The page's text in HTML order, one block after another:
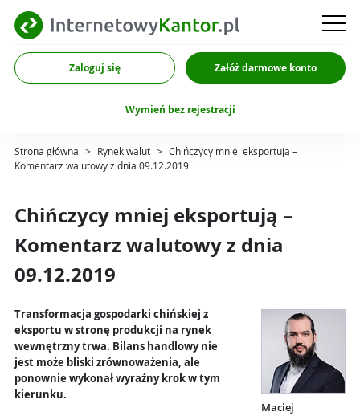
Zaloguj się Załóż darmowe konto
Wymień bez rejestracji
Strona główna > Rynek walut > Chińczycy mniej eksportują –
Komentarz walutowy z dnia 09.12.2019
Chińczycy mniej eksportują –
Komentarz walutowy z dnia
09.12.2019
Maciej
Transformacja gospodarki chińskiej z
eksportu w stronę produkcji na rynek
wewnętrzny trwa. Bilans handlowy nie
jest może bliski zrównoważenia, ale
ponownie wykonał wyraźny krok w tym
kierunku.